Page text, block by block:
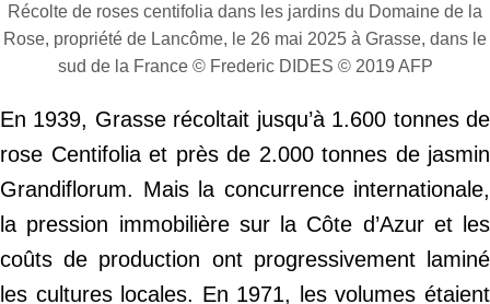
Récolte de roses centifolia dans les jardins du Domaine de la
Rose, propriété de Lancôme, le 26 mai 2025 à Grasse, dans le
sud de la France © Frederic DIDES © 2019 AFP
En 1939, Grasse récoltait jusqu’à 1.600 tonnes de
rose Centifolia et près de 2.000 tonnes de jasmin
Grandiflorum. Mais la concurrence internationale,
la pression immobilière sur la Côte d’Azur et les
coûts de production ont progressivement laminé
les cultures locales. En 1971, les volumes étaient